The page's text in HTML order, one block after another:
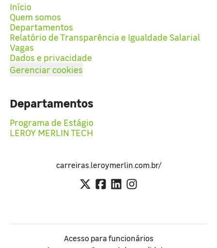
Início
Quem somos
Departamentos
Relatório de Transparência e Igualdade Salarial
Vagas
Dados e privacidade
Gerenciar cookies
Departamentos
Programa de Estágio
LEROY MERLIN TECH
carreiras.leroymerlin.com.br/
Acesso para funcionários